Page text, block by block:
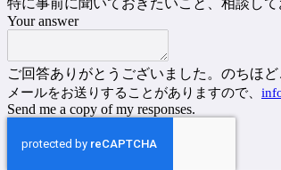
Your answer
ご回答ありがとうございました。のちほ
メールをお送りすることがありますので、
Send me a copy of my responses.